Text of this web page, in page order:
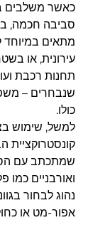
כאשר משלבים
סביבה חכמה,
מתאים במיוחד
עירונית, או
תחנות רכבת
שנבחרים –
כולו.
למשל, שימוש
קונסטרוקציית
שמתכתב עם
ואורבניים כמו
נהוג לבחור
אפור-מט או